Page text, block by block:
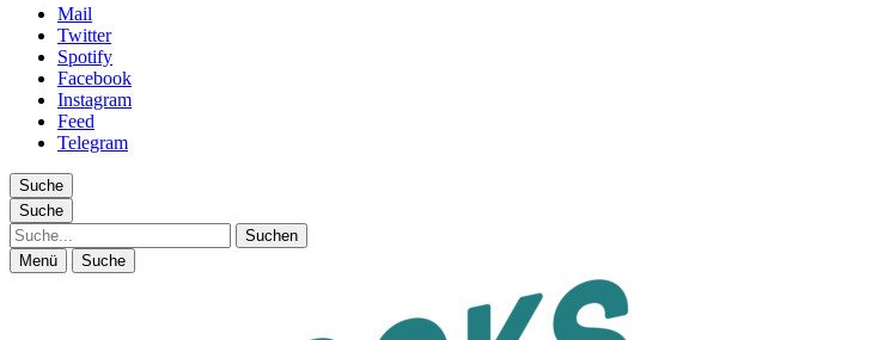
Mail
Twitter
Spotify
Facebook
Instagram
Feed
Telegram
Suche
Suche
Suche
Menü Suche